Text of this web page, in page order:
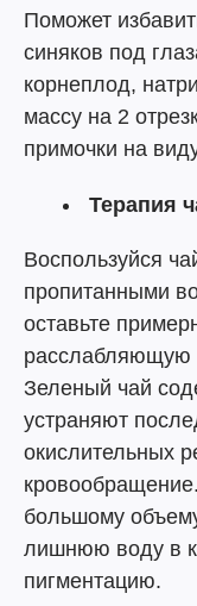
Поможет
синяков под
корнеплод,
массу на 2
примочки на
Терапия
Воспользуйся
пропитанными
оставьте
расслабляющую
Зеленый чай
устраняют
окислительных
большому
лишнюю воду в
пигментацию.